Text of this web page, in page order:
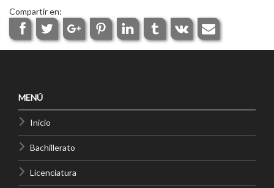
Compartir en:
MENÚ
Inicio
Bachillerato
Licenciatura